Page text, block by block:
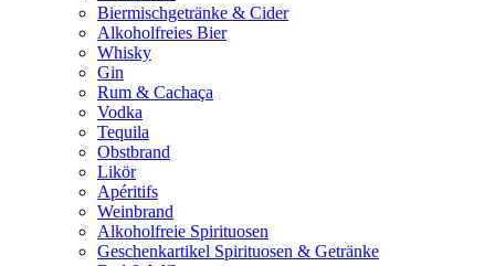
Biermischgetränke & Cider
Alkoholfreies Bier
Whisky
Gin
Rum & Cachaça
Vodka
Tequila
Obstbrand
Likör
Apéritifs
Weinbrand
Alkoholfreie Spirituosen
Geschenkartikel Spirituosen & Getränke